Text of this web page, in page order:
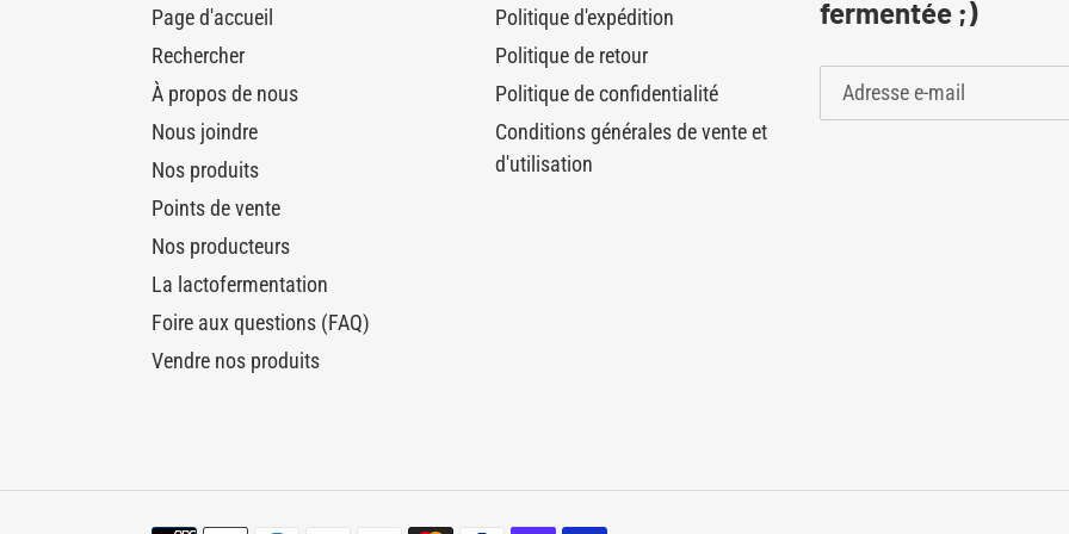
Page d'accueil
Rechercher
À propos de nous
Nous joindre
Nos produits
Points de vente
Nos producteurs
La lactofermentation
Foire aux questions (FAQ)
Vendre nos produits
Politique d'expédition
Politique de retour
Politique de confidentialité
Conditions générales de vente et
d'utilisation
fermentée ;)